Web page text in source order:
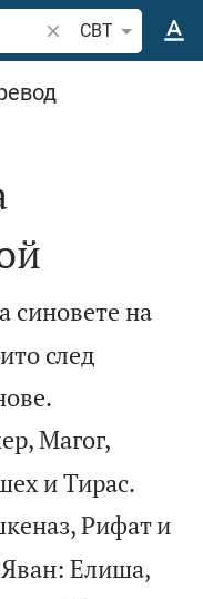
Търсете стих или
CBT
синовете на
след
Магог,
и Тирас.
Рифат и
Елиша,